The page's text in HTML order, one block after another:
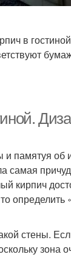
в
памятуя об
самая
кирпич
стены.
зона